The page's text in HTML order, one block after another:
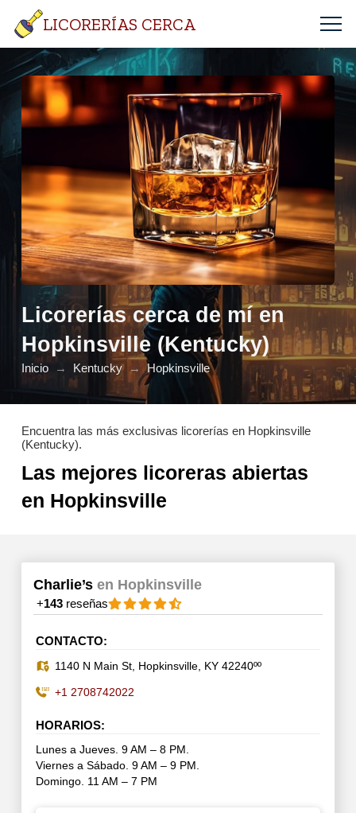
LICORERÍAS CERCA
Licorerías cerca de mí en
Hopkinsville (Kentucky)
Inicio → Kentucky → Hopkinsville
Encuentra las más exclusivas licorerías en Hopkinsville
(Kentucky).
Las mejores licoreras abiertas
en Hopkinsville
Charlie’s en Hopkinsville
+143reseñas
CONTACTO:
1140 N Main St, Hopkinsville, KY 42240ºº
+1 2708742022
HORARIOS:
Lunes a Jueves. 9 AM – 8 PM.
Viernes a Sábado. 9 AM – 9 PM.
Domingo. 11 AM – 7 PM